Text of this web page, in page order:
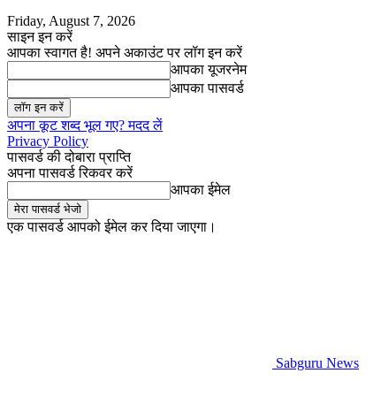
Friday, August 7, 2026
साइन इन करें
आपका स्वागत है! अपने अकाउंट पर लॉग इन करें
आपका यूजरनेम
आपका पासवर्ड
अपना कूट शब्द भूल गए? मदद लें
Privacy Policy
पासवर्ड की दोबारा प्राप्ति
अपना पासवर्ड रिकवर करें
आपका ईमेल
एक पासवर्ड आपको ईमेल कर दिया जाएगा।
Sabguru News